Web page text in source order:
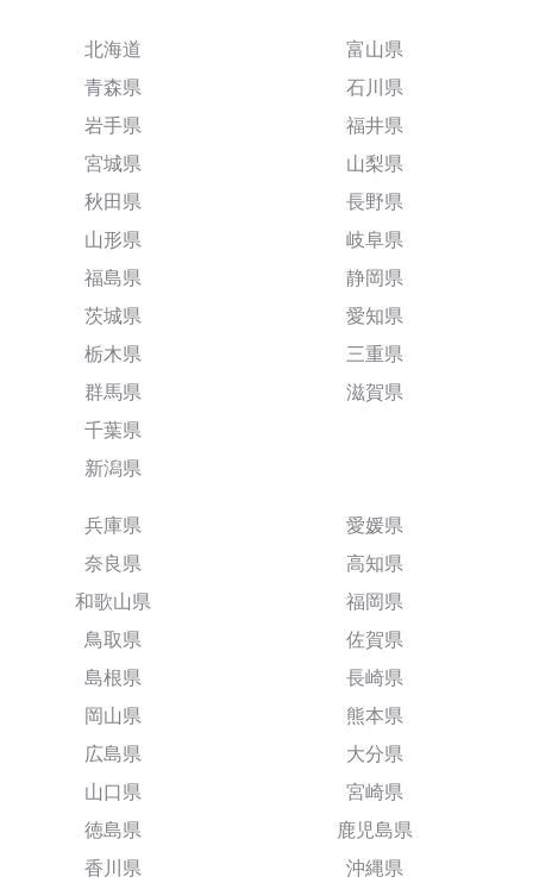
北海道
青森県
岩手県
宮城県
秋田県
山形県
福島県
茨城県
栃木県
群馬県
千葉県
新潟県
富山県
石川県
福井県
山梨県
長野県
岐阜県
静岡県
愛知県
三重県
滋賀県
兵庫県
奈良県
和歌山県
鳥取県
島根県
岡山県
広島県
山口県
徳島県
香川県
愛媛県
高知県
福岡県
佐賀県
長崎県
熊本県
大分県
宮崎県
鹿児島県
沖縄県